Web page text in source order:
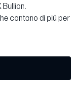
contano di più per